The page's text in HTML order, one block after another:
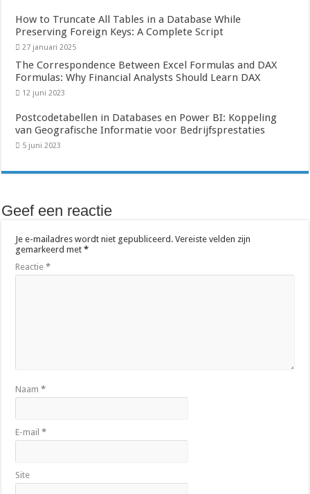
How to Truncate All Tables in a Database While
Preserving Foreign Keys: A Complete Script
27 januari 2025
The Correspondence Between Excel Formulas and DAX
Formulas: Why Financial Analysts Should Learn DAX
12 juni 2023
Postcodetabellen in Databases en Power BI: Koppeling
van Geografische Informatie voor Bedrijfsprestaties
5 juni 2023
Geef een reactie
Je e-mailadres wordt niet gepubliceerd. Vereiste velden zijn
gemarkeerd met*
Reactie*
Naam*
E-mail*
Site